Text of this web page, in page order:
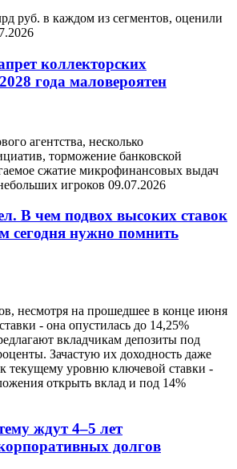
руб. в каждом из сегментов, оценили
коллекторских
года маловероятен
агентства, несколько
торможение банковской
сжатие микрофинансовых выдач
игроков 09.07.2026
В чем подвох высоких ставок
сегодня нужно помнить
несмотря на прошедшее в конце июня
- она опустилась до 14,25%
вкладчикам депозиты под
Зачастую их доходность даже
текущему уровню ключевой ставки -
открыть вклад и под 14%
ждут 4–5 лет
долгов